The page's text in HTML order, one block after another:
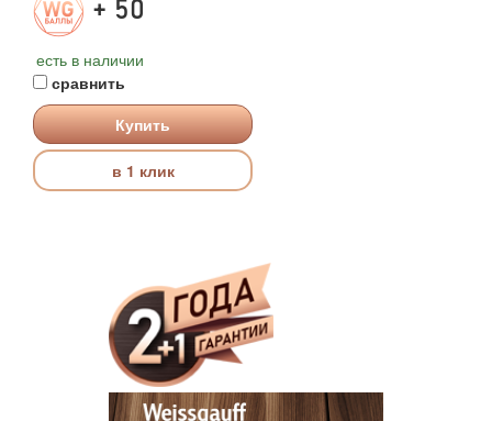
+ 50
есть в наличии
сравнить
Купить
в 1 клик